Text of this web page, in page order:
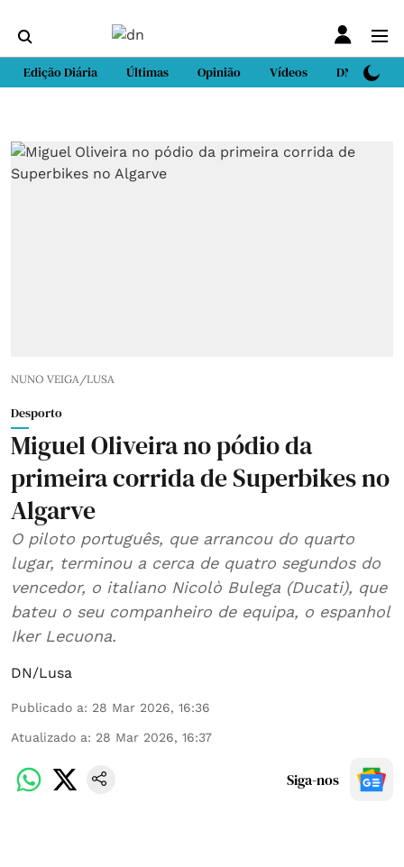
Edição Diária Últimas Opinião Vídeos DN Sport
NUNO VEIGA/LUSA
Desporto
Miguel Oliveira no pódio da
primeira corrida de Superbikes no
Algarve
O piloto português, que arrancou do quarto
lugar, terminou a cerca de quatro segundos do
vencedor, o italiano Nicolò Bulega (Ducati), que
bateu o seu companheiro de equipa, o espanhol
Iker Lecuona.
DN/Lusa
Publicado a: 28 Mar 2026, 16:36
Atualizado a: 28 Mar 2026, 16:37
Siga-nos